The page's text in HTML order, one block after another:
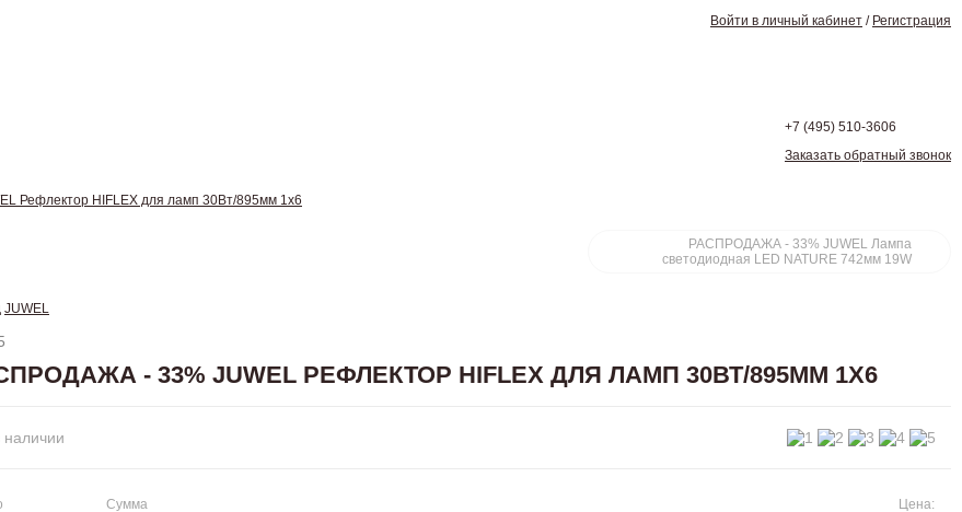
Войти в личный кабинет / Регистрация
+7 (495) 510-3606
Заказать обратный звонок
Рефлектор HIFLEX для ламп 30Вт/895мм 1х6
РАСПРОДАЖА - 33% JUWEL Лампа
светодиодная LED NATURE 742мм 19W
JUWEL
- 33% JUWEL РЕФЛЕКТОР HIFLEX ДЛЯ ЛАМП 30ВТ/895ММ 1Х6
наличии
Сумма Цена: